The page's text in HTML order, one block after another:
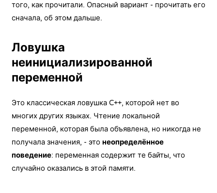
того, как прочитали. Опасный вариант - прочитать его
сначала, об этом дальше.
Ловушка
неинициализированной
переменной
Это классическая ловушка C++, которой нет во
многих других языках. Чтение локальной
переменной, которая была объявлена, но никогда не
получала значения, - это неопределённое
поведение: переменная содержит те байты, что
случайно оказались в этой памяти.